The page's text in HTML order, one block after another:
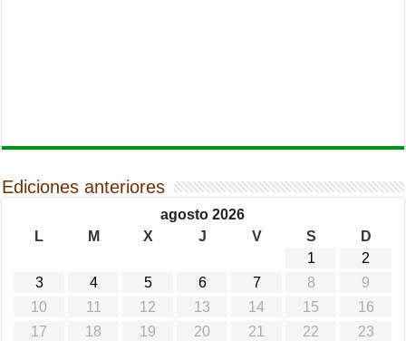
Ediciones anteriores
agosto 2026
L
M X J V S
D
1
2
3
4 5 6 7 8
9
10
11 12 13 14 15
16
17
18 19 20 21 22
23